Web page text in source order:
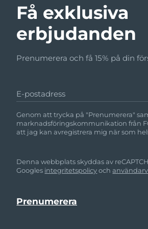
Få exklusiva
erbjudanden
Prenumerera och få 15% på din
E-postadress
Genom att trycka på "Prenumerera"
marknadsföringskommunikation från
att jag kan avregistrera mig när som
Denna webbplats skyddas av
Googles integritetspolicyoch